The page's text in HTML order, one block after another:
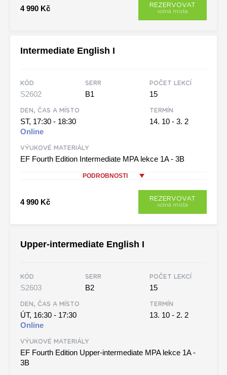
4 990 Kč REZERVOVAT
volná místa
Intermediate English I
KÓD
S2602
SERR
B1
POČET LEKCÍ
15
DEN, ČAS A MÍSTO
ST, 17:30 - 18:30
Online
TERMÍN
14. 10 - 3. 2
VÝUKOVÉ MATERIÁLY
EF Fourth Edition Intermediate MPA lekce 1A - 3B
PODROBNOSTI
4 990 Kč REZERVOVAT
volná místa
Upper-intermediate English I
KÓD
S2603
SERR
B2
POČET LEKCÍ
15
DEN, ČAS A MÍSTO
ÚT, 16:30 - 17:30
Online
TERMÍN
13. 10 - 2. 2
VÝUKOVÉ MATERIÁLY
EF Fourth Edition Upper-intermediate MPA lekce 1A -
3B